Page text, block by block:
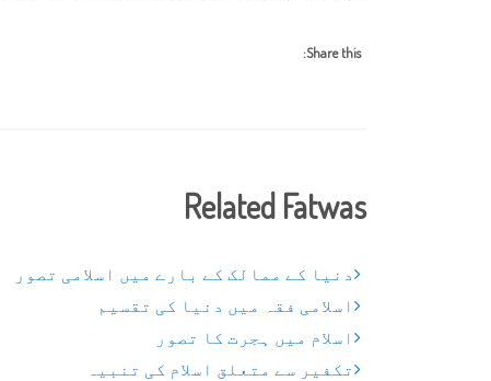
Share this:
Related Fatwas
دنیا کے ممالک کے بارے میں اسلامی تصور
اسلامی فقہ میں دنیا کی تقسیم
اسلام میں ہجرت کا تصور
تکفیر سے متعلق اسلام کی تنبیہ